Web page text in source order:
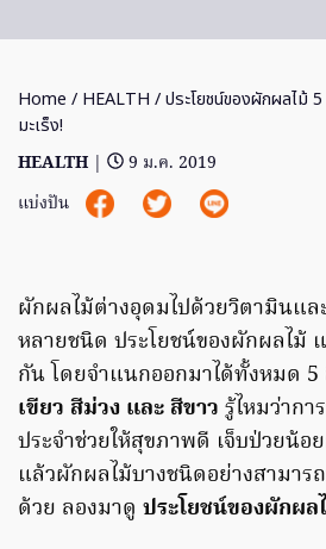
Home / HEALTH / ประโยชน์ของผักผลไม้
มะเร็ง!
HEALTH |
9 ม.ค. 2019
แบ่งปัน
ผักผลไม้ต่างอุดมไปด้วยวิตามินแ
หลายชนิด ประโยชน์ของผักผลไม้
กัน โดยจำแนกออกมาได้ทั้งหมด 5
เขียว สีม่วง และ สีขาว รู้ไหมว่าก
ประจำช่วยให้สุขภาพดี เจ็บป่วยน้
แล้วผักผลไม้บางชนิดอย่างสามาร
ด้วย ลองมาดู ประโยชน์ของผักผล